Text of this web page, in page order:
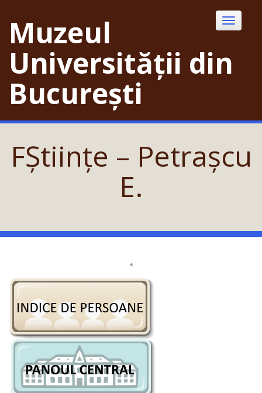
contentMuzeul
Universității din
București
Toggle
FȘtiințe – Petrașcu
E.
*